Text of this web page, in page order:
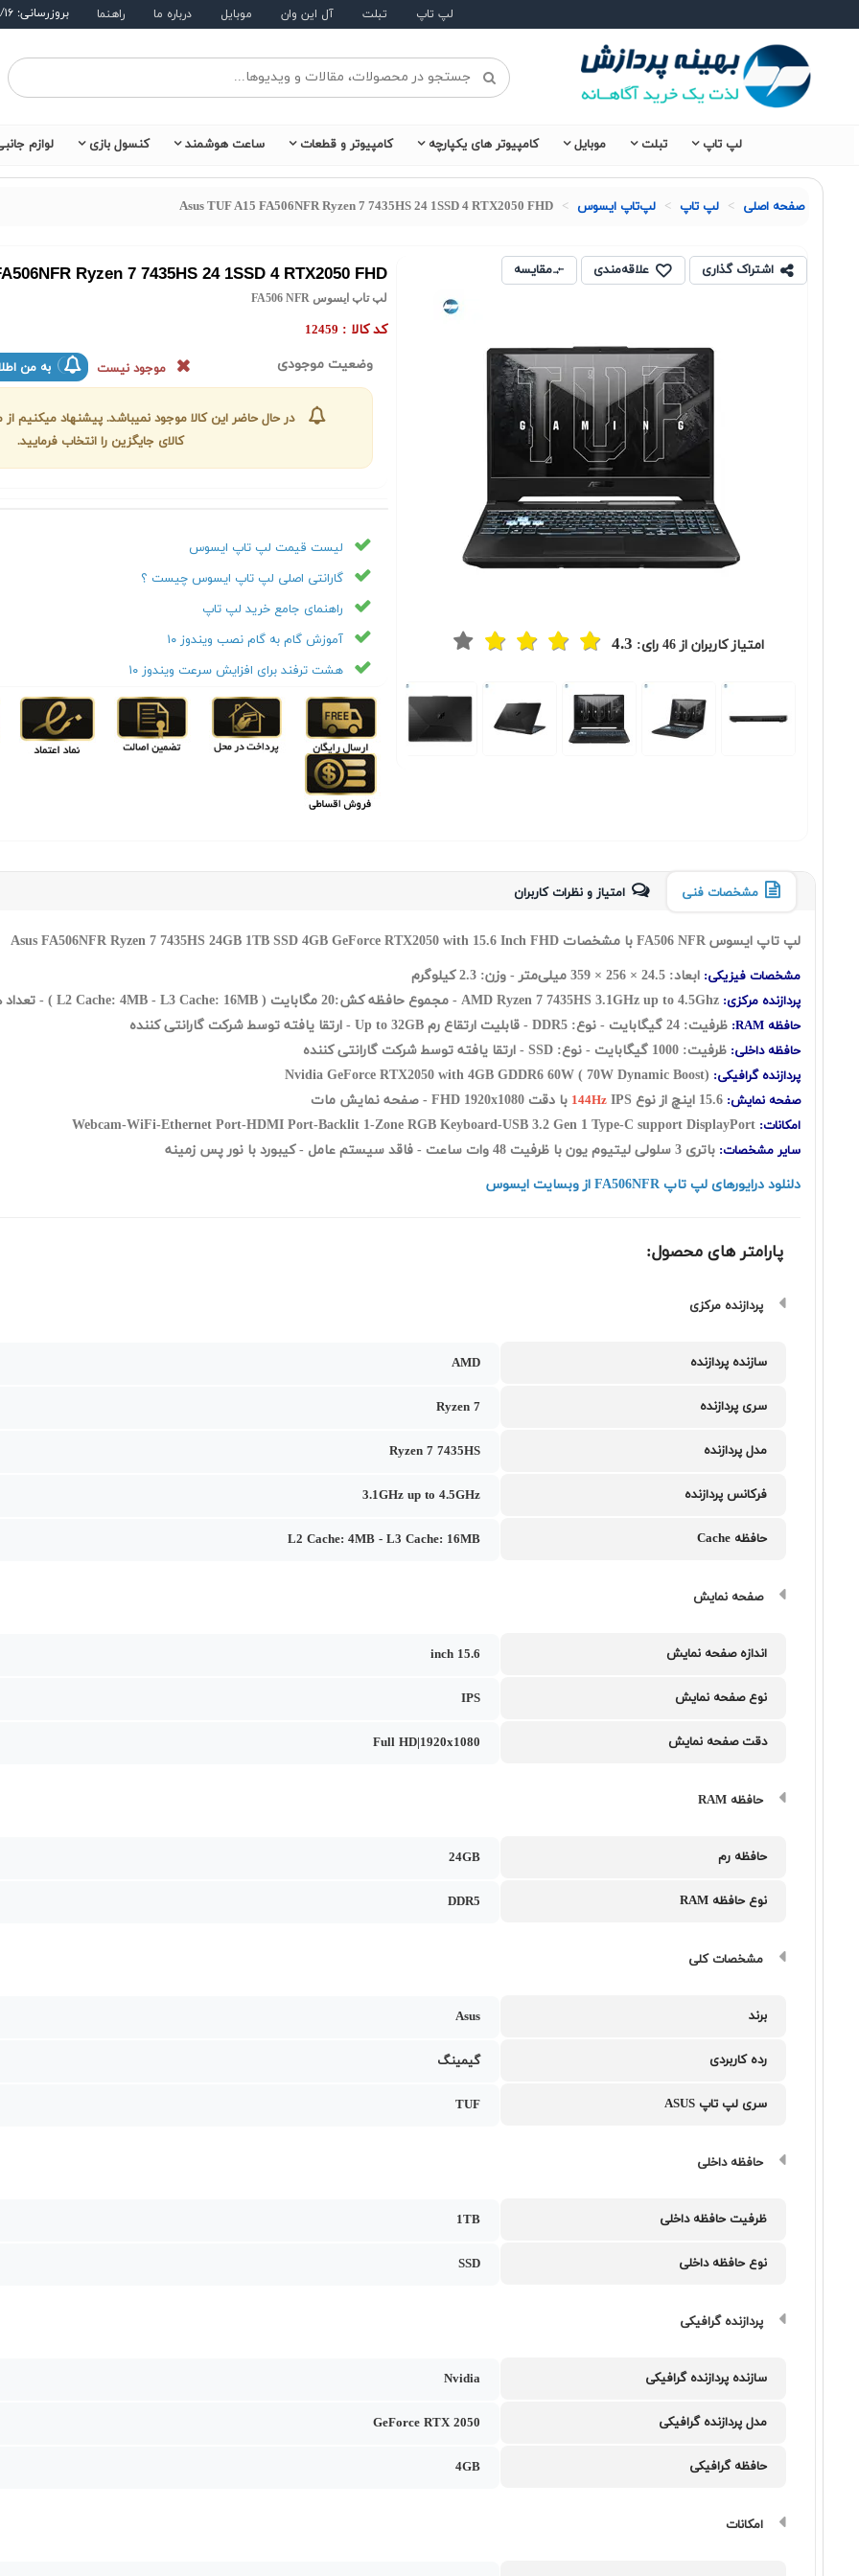
لپ تاپ تبلت آل این وان موبایل درباره ما راهنما بروزرسانی: ۱۴۰۵/۵/۱۶
لپ تاپ تبلت موبایل کامپیوتر های یکپارچه کامپیوتر و قطعات ساعت هوشمند کنسول بازی لوازم
صفحه اصلی لپ تاپ لپ‌تاپ ایسوس Asus TUF A15 FA506NFR Ryzen 7 7435HS 24 1SSD 4 RTX2050 FHD
اشتراک گذاری علاقه‌مندی مقایسه
امتیاز کاربران از46رای: 4.3
Previous
Next
Ryzen 7 7435HS 24 1SSD 4 RTX2050 FHD
لپ تاپ ایسوس FA506 NFR
کد کالا : 12459
وضعیت موجودی موجود نیست به من
در حال حاضر این کالا موجود نمیباشد. پیشنهاد میکنیم
کالای جایگزین را انتخاب فرمایید.
لیست قیمت لپ تاپ ایسوس
گارانتی اصلی لپ تاپ ایسوس چیست ؟
راهنمای جامع خرید لپ تاپ
آموزش گام به گام نصب ویندوز ۱۰
هشت ترفند برای افزایش سرعت ویندوز ۱۰
مشخصات فنی امتیاز و نظرات کاربران
لپ تاپ ایسوس FA506 NFR با مشخصات Asus FA506NFR Ryzen 7 7435HS 24GB 1TB SSD 4GB GeForce RTX2050 with 15.6 Inch FHD
مشخصات فیزیکی: ابعاد: 24.5 × 256
×
359میلی‌متر - وزن: 2.3 کیلوگرم
پردازنده مرکزی: AMD Ryzen 7 7435HS 3.1GHz up to 4.5Ghz - مجموع حافظه کش:20 مگابایت ( L2 Cache: 4MB - L3 Cache: 16MB ) - تعداد هسته: ( هشت هسته ) به اضافه شانزده رشته
حافظه RAM: ظرفیت: 24 گيگابايت - نوع: DDR5 - قابلیت ارتقاع رم Up to 32GB - ارتقا یافته توسط شرکت گارانتی کننده
حافظه داخلی: ظرفیت: 1000 گیگابایت - نوع: SSD - ارتقا یافته توسط شرکت گارانتی کننده
پردازنده گرافیکی: W ( 70W Dynamic Boost)
صفحه نمایش: 144Hz IPS با دقت FHD 1920x1080 - صفحه نمایش مات
امکانات: USB 3.2 Gen 1 Type-C support DisplayPort
سایر مشخصات: باتری 3 سلولی لیتیوم یون با ظرفیت 48 وات ساعت - فاقد سیستم عامل - کیبورد با نور پس زمینه
دلنلود درایورهای لپ تاپ FA506NFR از وبسایت ایسوس
پارامتر های محصول:
پردازنده مرکزی
سازنده پردازنده AMD
سری پردازنده Ryzen 7
مدل پردازنده Ryzen 7 7435HS
فرکانس پردازنده 3.1GHz up to 4.5GHz
حافظه Cache L2 Cache: 4MB - L3 Cache: 16MB
صفحه نمایش
اندازه صفحه نمایش 15.6 inch
نوع صفحه نمایش IPS
دقت صفحه نمایش Full HD|1920x1080
حافظه RAM
حافظه رم 24GB
نوع حافظه RAM DDR5
مشخصات کلی
برند Asus
رده کاربردی گیمینگ
سری لپ تاپ ASUS TUF
حافظه داخلی
ظرفیت حافظه داخلی 1TB
نوع حافظه داخلی SSD
پردازنده گرافیکی
سازنده پردازنده گرافیکی Nvidia
مدل پردازنده گرافیکی GeForce RTX 2050
حافظه گرافیکی 4GB
امکانات